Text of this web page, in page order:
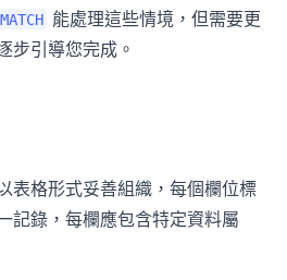
能處理這些情境，但需要更
步引導您完成。
表格形式妥善組織，每個欄位標
記錄，每欄應包含特定資料屬